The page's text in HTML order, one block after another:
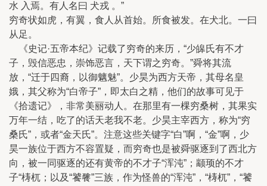
水 入焉。有人名曰 犬戎 。”
穷奇状如虎，有翼，食人从首始。所食被发。在犬北。一曰
从足。
《史记·五帝本纪》记载了穷奇的来历，“少皞氏有不才
子，毁信恶忠，崇饰恶言，天下谓之穷奇。”舜将其流
放，“迁于四裔，以御魑魅”。少昊为西方天帝，其母名皇
娥，其父称为“白帝子”，即太白之精，他们的故事可见于
《拾遗记》，非常美丽动人。在那里有一棵穷桑树，其果实
万年一结，吃了的话天老我不老。少昊主宰西方，称为“穷
桑氏”，或者“金天氏”。注意这些关键字“白”啊，“金”啊，少
昊一族位于西方不容置疑，而穷奇也是被舜驱逐到了西北方
向，被一同驱逐的还有黄帝的不才子“浑沌”；颛顼的不才
子“梼杌；以及“饕餮”三族，作为怪兽的“浑沌”，“梼杌”，“饕